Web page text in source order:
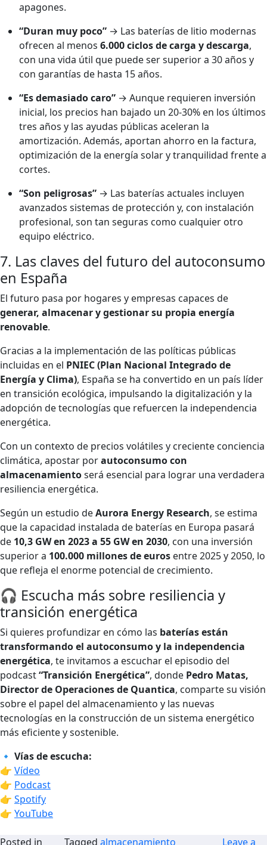
apagones.
“Duran muy poco” → Las baterías de litio modernas
ofrecen al menos 6.000 ciclos de carga y descarga,
con una vida útil que puede ser superior a 30 años y
con garantías de hasta 15 años.
“Es demasiado caro” → Aunque requieren inversión
inicial, los precios han bajado un 20-30% en los últimos
tres años y las ayudas públicas aceleran la
amortización. Además, aportan ahorro en la factura,
optimización de la energía solar y tranquilidad frente a
cortes.
“Son peligrosas” → Las baterías actuales incluyen
avanzados sistemas de protección y, con instalación
profesional, son tan seguras como cualquier otro
equipo eléctrico.
7. Las claves del futuro del autoconsumo
en España
El futuro pasa por hogares y empresas capaces de
generar, almacenar y gestionar su propia energía
renovable.
Gracias a la implementación de las políticas públicas
incluidas en el PNIEC (Plan Nacional Integrado de
Energía y Clima), España se ha convertido en un país líder
en transición ecológica, impulsando la digitalización y la
adopción de tecnologías que refuercen la independencia
energética.
Con un contexto de precios volátiles y creciente conciencia
climática, apostar porautoconsumo con
almacenamientoserá esencial para lograr una verdadera
resiliencia energética.
Según un estudio deAurora Energy Research, se estima
que la capacidad instalada de baterías en Europa pasará
de 10,3 GW en 2023 a 55 GW en 2030, con una inversión
superior a 100.000 millones de euros entre 2025 y 2050, lo
que refleja el enorme potencial de crecimiento.
🎧 Escucha más sobre resiliencia y
transición energética
Si quieres profundizar en cómo las baterías están
transformando el autoconsumo y la independencia
energética, te invitamos a escuchar el episodio del
podcast“Transición Energética”, donde Pedro Matas,
Director de Operaciones de Quantica, comparte su visión
sobre el papel del almacenamiento y las nuevas
tecnologías en la construcción de un sistema energético
más eficiente y sostenible.
🔹 Vías de escucha:
👉 Vídeo
👉 Podcast
👉 Spotify
👉 YouTube
Posted in Tagged almacenamiento Leave a